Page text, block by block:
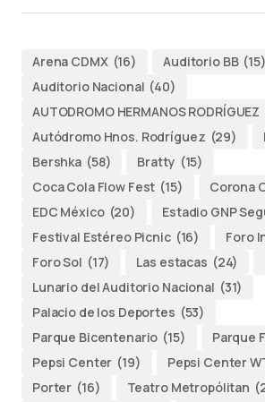
Arena CDMX (16) Auditorio BB (15)
Auditorio Nacional (40)
AUTODROMO HERMANOS RODRÍGUEZ
Autódromo Hnos. Rodríguez (29)
Bershka (58) Bratty (15)
Coca Cola Flow Fest (15) Corona
EDC México (20) Estadio GNP
Festival Estéreo Picnic (16) Foro
Foro Sol (17) Las estacas (24)
Lunario del Auditorio Nacional (31)
Palacio de los Deportes (53)
Parque Bicentenario (15) Parque
Pepsi Center (19) Pepsi Center
Porter (16) Teatro Metropólitan